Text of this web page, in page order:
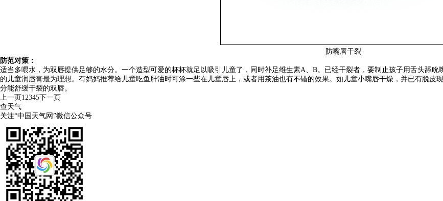
防嘴唇干裂
防范对策：
适当多喂水，为双唇提供足够的水分。一个造型可爱的杯杯就足以吸引儿童了，同时补足维生素A、B。已经干裂者，要制止孩子用舌头舔
的儿童润唇膏最为理想。有妈妈推荐给儿童吃鱼肝油时可涂一些在儿童唇上，或者用茶油也有不错的效果。如儿童小嘴唇干燥，并已有脱
分能舒缓干裂的双唇。
上一页12345下一页
查天气
关注“中国天气网”微信公众号